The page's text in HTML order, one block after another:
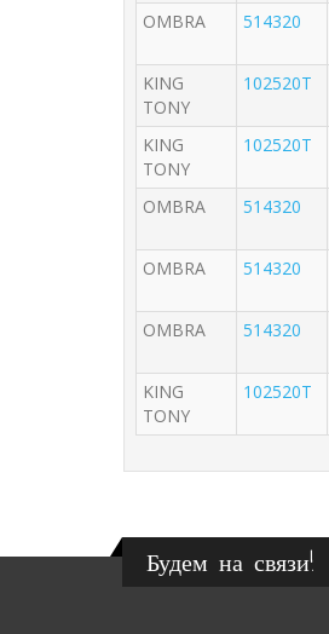
OMBRA 514320
KING
TONY
102520T
KING
TONY
102520T
OMBRA 514320
OMBRA 514320
OMBRA 514320
KING
TONY
102520T
Будем на связи!